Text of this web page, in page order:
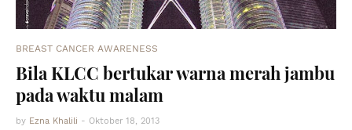
BREAST CANCER AWARENESS
Bila KLCC bertukar warna merah jambu
pada waktu malam
by Ezna Khalili - Oktober 18, 2013